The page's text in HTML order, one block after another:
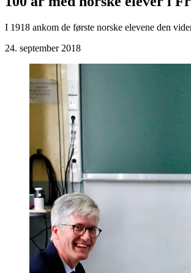
I 1918 ankom de første norske elevene den
24. september 2018